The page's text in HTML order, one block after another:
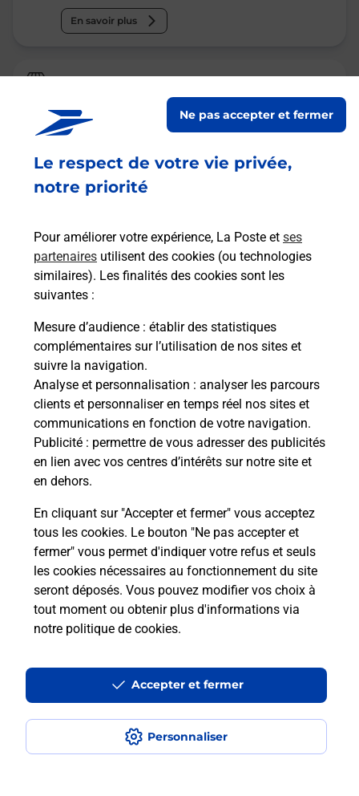
Le respect de votre vie privée,
notre priorité
Pour améliorer votre expérience, La Poste et ses
partenaires utilisent des cookies (ou technologies
similaires). Les finalités des cookies sont les
suivantes :
Mesure d’audience : établir des statistiques
complémentaires sur l’utilisation de nos sites et
suivre la navigation.
Analyse et personnalisation : analyser les parcours
clients et personnaliser en temps réel nos sites et
communications en fonction de votre navigation.
Publicité : permettre de vous adresser des publicités
en lien avec vos centres d’intérêts sur notre site et
en dehors.
En cliquant sur "Accepter et fermer" vous acceptez
tous les cookies. Le bouton "Ne pas accepter et
fermer" vous permet d'indiquer votre refus et seuls
les cookies nécessaires au fonctionnement du site
seront déposés. Vous pouvez modifier vos choix à
tout moment ou obtenir plus d'informations via
notre politique de cookies.
Personnaliser
Ne pas accepter et fermer
Accepter et fermer
En savoir plus
La Poste Espace Clients Pro
RUMILLY PDC1
ouvre lundi à 08h30
55 BIS RUE RENE CASSIN
74150 RUMILLY
Malin !
La Poste
en ligne
Ouvert 24h/24
En savoir plus
RUMILLY
CONSIGNE PICKUP BOX EN LOC RUMILLY
Accessibilité : partiellement conforme
Conditions contractuelles
Mentions légales